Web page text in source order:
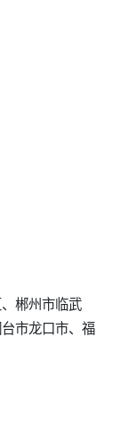
郴州市临武
市龙口市、福